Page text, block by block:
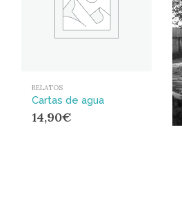
RELATOS
Cartas de agua
14,90€